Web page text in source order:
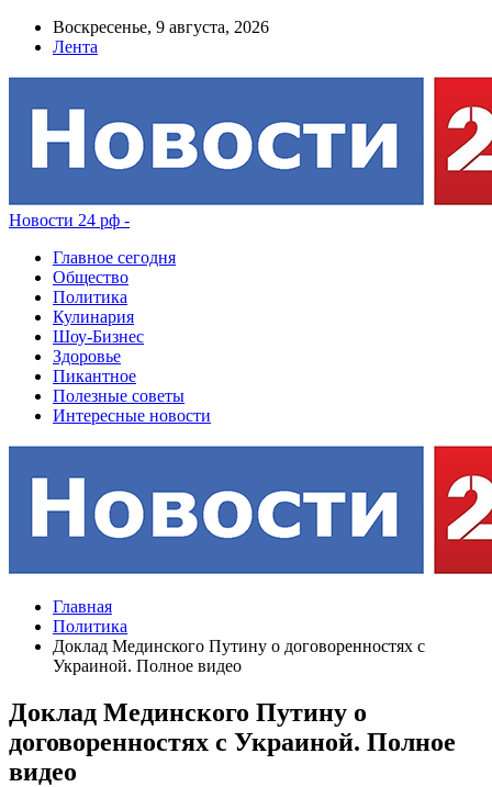
Воскресенье, 9 августа, 2026
Лента
Новости 24 рф -
Главное сегодня
Общество
Политика
Кулинария
Шоу-Бизнес
Здоровье
Пикантное
Полезные советы
Интересные новости
Главная
Политика
Доклад Мединского Путину о договоренностях с
Украиной. Полное видео
Доклад Мединского Путину о
договоренностях с Украиной. Полное
видео